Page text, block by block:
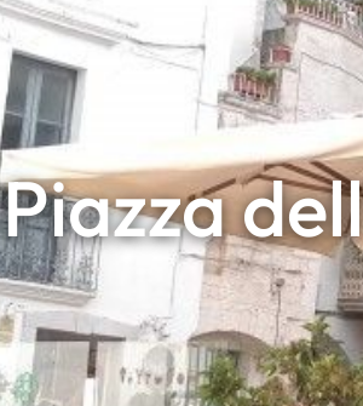
Piazza